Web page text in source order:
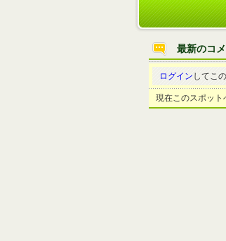
最新のコ
ログイン してこ
現在このスポット